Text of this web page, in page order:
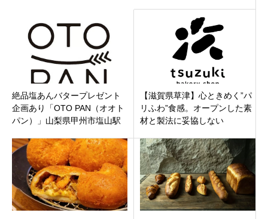
絶品塩あんバタープレゼント
企画あり「OTO PAN（オオト
パン）」山梨県甲州市塩山駅
【滋賀県草津】心ときめく”パ
リふわ”食感。オープンした素
材と製法に妥協しない